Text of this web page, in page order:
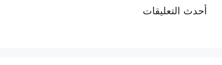
أحدث التعليقات